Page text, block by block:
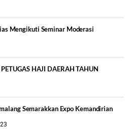
Mengikuti Seminar Moderasi
HAJI DAERAH TAHUN
Semarakkan Expo Kemandirian